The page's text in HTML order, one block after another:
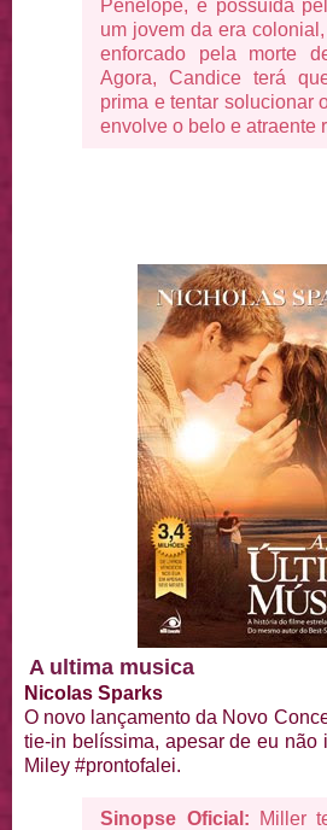
Penélope, é possuída
um jovem da era
enforcado pela morte
Agora, Candice terá
prima e tentar solucionar
envolve o belo e atraente
A ultima musica
Nicolas Sparks
O novo lançamento da Novo
tie-in belíssima, apesar de eu não
Miley #prontofalei.
Sinopse Oficial: Miller